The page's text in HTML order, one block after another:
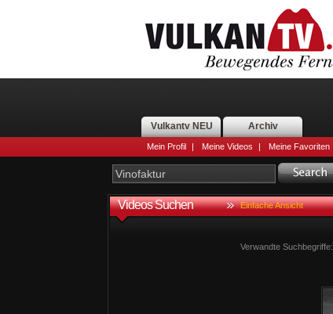
Vulkantv NEU Archiv
Mein Profil | Meine Videos | Meine Favoriten
Videos Suchen Einfache Ansicht
Verwandte Suchbegriffe: